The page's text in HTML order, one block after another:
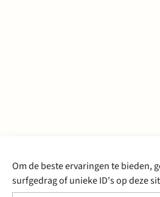
Om de beste ervaringen te bieden,
surfgedrag of unieke ID's op deze